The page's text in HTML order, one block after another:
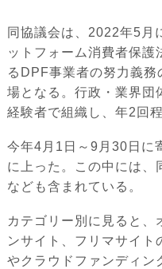
同協議会は、2022年5月
ットフォーム消費者保護
るDPF事業者の努力義務
場となる。行政・業界団
経験者で組織し、年2回
今年4月1日～9月30日に
に上った。この中には、
なども含まれている。
カテゴリー別に見ると、
ンサイト、フリマサイト
やクラウドファンディン